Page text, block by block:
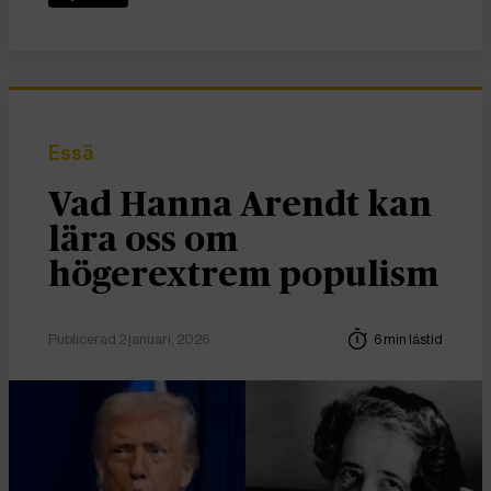
Essä
Vad Hanna Arendt kan
lära oss om
högerextrem populism
Publicerad 2 januari, 2026 6 min lästid